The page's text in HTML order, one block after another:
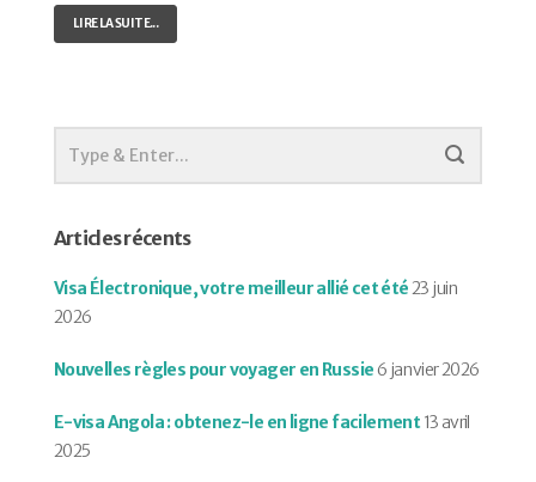
LIRE LA SUITE...
Articles récents
Visa Électronique, votre meilleur allié cet été23 juin
2026
Nouvelles règles pour voyager en Russie 6 janvier 2026
E-visa Angola : obtenez-le en ligne facilement 13 avril
2025